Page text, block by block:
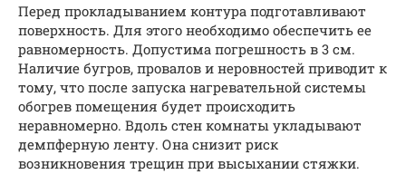
Перед прокладыванием контура подготавливают
поверхность. Для этого необходимо обеспечить ее
равномерность. Допустима погрешность в 3 см.
Наличие бугров, провалов и неровностей приводит к
тому, что после запуска нагревательной системы
обогрев помещения будет происходить
неравномерно. Вдоль стен комнаты укладывают
демпферную ленту. Она снизит риск
возникновения трещин при высыхании стяжки.